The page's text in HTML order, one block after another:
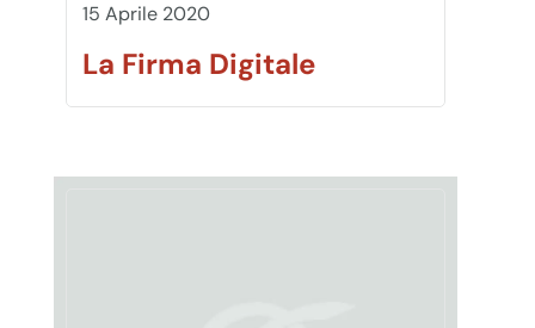
15 Aprile 2020
La Firma Digitale